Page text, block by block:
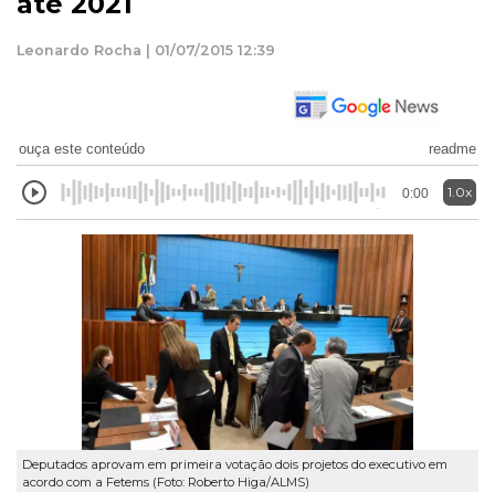
Leonardo Rocha | 01/07/2015 12:39
ouça este conteúdo readme
0:00 1.0x
Deputados aprovam em primeira votação dois projetos do executivo em
acordo com a Fetems (Foto: Roberto Higa/ALMS)